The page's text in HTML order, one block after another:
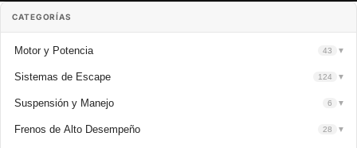
CATEGORÍAS
Motor y Potencia 43 ▼
Sistemas de Escape 124 ▼
Suspensión y Manejo 6 ▼
Frenos de Alto Desempeño 28 ▼